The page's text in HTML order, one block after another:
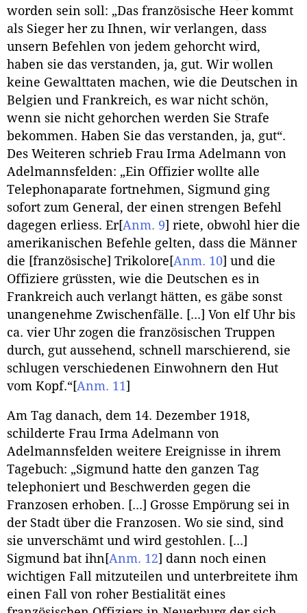
worden sein soll: „Das französische Heer kommt
als Sieger her zu Ihnen, wir verlangen, dass
unsern Befehlen von jedem gehorcht wird,
haben sie das verstanden, ja, gut. Wir wollen
keine Gewalttaten machen, wie die Deutschen in
Belgien und Frankreich, es war nicht schön,
wenn sie nicht gehorchen werden Sie Strafe
bekommen. Haben Sie das verstanden, ja, gut“.
Des Weiteren schrieb Frau Irma Adelmann von
Adelmannsfelden: „Ein Offizier wollte alle
Telephonaparate fortnehmen, Sigmund ging
sofort zum General, der einen strengen Befehl
dagegen erliess. Er[Anm. 9] riete, obwohl hier die
amerikanischen Befehle gelten, dass die Männer
die [französische] Trikolore [Anm. 10] und die
Offiziere grüssten, wie die Deutschen es in
Frankreich auch verlangt hätten, es gäbe sonst
unangenehme Zwischenfälle. [...] Von elf Uhr bis
ca. vier Uhr zogen die französischen Truppen
durch, gut aussehend, schnell marschierend, sie
schlugen verschiedenen Einwohnern den Hut
vom Kopf.“[Anm. 11]
Am Tag danach, dem 14. Dezember 1918,
schilderte Frau Irma Adelmann von
Adelmannsfelden weitere Ereignisse in ihrem
Tagebuch: „Sigmund hatte den ganzen Tag
telephoniert und Beschwerden gegen die
Franzosen erhoben. [...] Grosse Empörung sei in
der Stadt über die Franzosen. Wo sie sind, sind
sie unverschämt und wird gestohlen. [...]
Sigmund bat ihn [Anm. 12] dann noch einen
wichtigen Fall mitzuteilen und unterbreitete ihm
einen Fall von roher Bestialität eines